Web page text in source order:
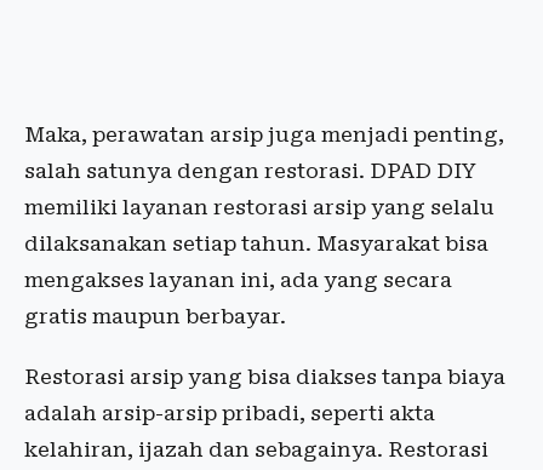
Maka, perawatan arsip juga menjadi penting,
salah satunya dengan restorasi. DPAD DIY
memiliki layanan restorasi arsip yang selalu
dilaksanakan setiap tahun. Masyarakat bisa
mengakses layanan ini, ada yang secara
gratis maupun berbayar.
Restorasi arsip yang bisa diakses tanpa biaya
adalah arsip-arsip pribadi, seperti akta
kelahiran, ijazah dan sebagainya. Restorasi